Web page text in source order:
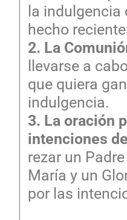
la indulgencia
hecho
2. La
llevarse a
que quiera
indulgencia.
3. La oración
intenciones
rezar un
María y un
por las